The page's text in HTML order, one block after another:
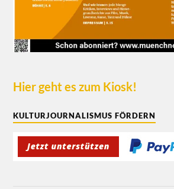
Hier geht es zum Kiosk!
KULTURJOURNALISMUS FÖRDERN